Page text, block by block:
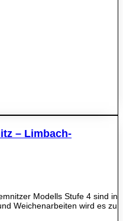
– Limbach-
Modells Stufe 4 sind in
Weichenarbeiten wird es zu